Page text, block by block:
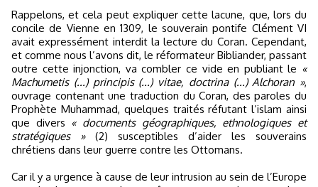
Rappelons, et cela peut expliquer cette lacune, que, lors du
concile de Vienne en 1309, le souverain pontife Clément VI
avait expressément interdit la lecture du Coran. Cependant,
et comme nous l’avons dit, le réformateur Bibliander, passant
outre cette injonction, va combler ce vide en publiant le «
Machumetis (...) principis (...) vitae, doctrina (...) Alchoran »,
ouvrage contenant une traduction du Coran, des paroles du
Prophète Muhammad, quelques traités réfutant l’islam ainsi
que divers « documents géographiques, ethnologiques et
stratégiques »(2) susceptibles d’aider les souverains
chrétiens dans leur guerre contre les Ottomans.
Car il y a urgence à cause de leur intrusion au sein de l’Europe